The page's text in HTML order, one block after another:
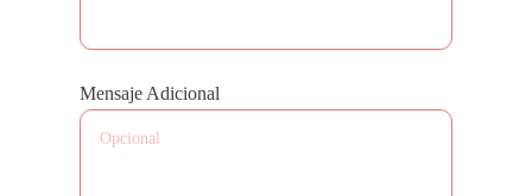
Mensaje Adicional